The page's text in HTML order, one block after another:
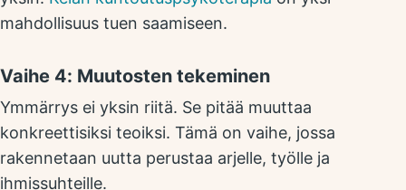
mahdollisuus tuen saamiseen.
Vaihe 4: Muutosten tekeminen
Ymmärrys ei yksin riitä. Se pitää muuttaa
konkreettisiksi teoiksi. Tämä on vaihe, jossa
rakennetaan uutta perustaa arjelle, työlle ja
ihmissuhteille.